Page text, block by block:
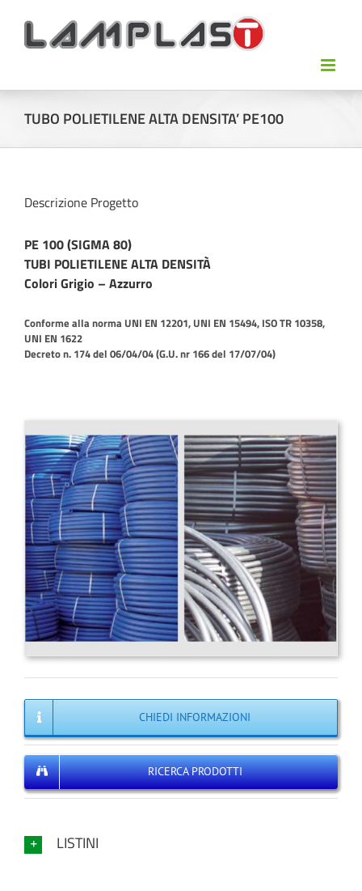
TUBO POLIETILENE ALTA DENSITA’ PE100
Descrizione Progetto
PE 100 (SIGMA 80)
TUBI POLIETILENE ALTA DENSITÀ
Colori Grigio – Azzurro
Conforme alla norma UNI EN 12201, UNI EN 15494, ISO TR 10358,
UNI EN 1622
Decreto n. 174 del 06/04/04 (G.U. nr 166 del 17/07/04)
CHIEDI INFORMAZIONI
RICERCA PRODOTTI
LISTINI